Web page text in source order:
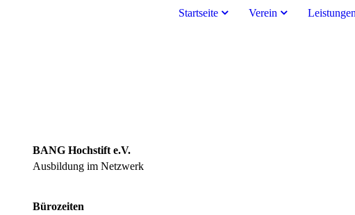
Startseite Verein Leistungen
BANG Hochstift e.V.
Ausbildung im Netzwerk
Bürozeiten